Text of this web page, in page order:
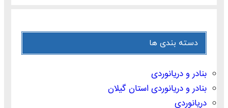
دسته بندی ها
بنادر و دریانوردی
بنادر و دریانوردی استان گیلان
دریانوردی